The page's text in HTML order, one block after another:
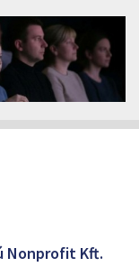
4.
Nonprofit Kft.